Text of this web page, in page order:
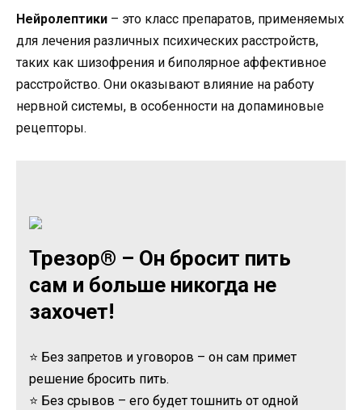
Нейролептики – это класс препаратов, применяемых
для лечения различных психических расстройств,
таких как шизофрения и биполярное аффективное
расстройство. Они оказывают влияние на работу
нервной системы, в особенности на допаминовые
рецепторы.
Трезор® – Он бросит пить
сам и больше никогда не
захочет!
⭐ Без запретов и уговоров – он сам примет
решение бросить пить.
⭐ Без срывов – его будет тошнить от одной